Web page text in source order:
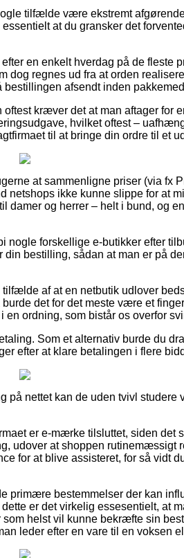
tilfælde være ekstremt
at du gransker det
en enkelt hverdag på de fleste
dog regnes ud fra at orden
afsendt inden
kræver det at man aftager for
hvilket oftest –
til at bringe din ordre til et
at sammenligne priser (via fx
netshops ikke kunne slippe for at
damer og herrer – helt i bund, og
nogle forskellige e-butikker efter
bestilling, sådan at man er på
af at en netbutik udlover
det for det meste være et
ordning, som bistår os overfor
Som et alternativ burde du
efter at klare betalingen i flere
på nettet kan de uden tvivl studere
er e-mærke tilsluttet, siden det
udover at shoppen rutinemæssigt
for at blive assisteret, for så vidt
primære bestemmelser der kan
er det virkelig essesentielt, at
helst vil kunne bekræfte sin
leder efter en vare til en voksen